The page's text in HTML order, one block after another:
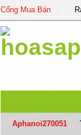
Cổng Mua Bán
Aphanoi270051